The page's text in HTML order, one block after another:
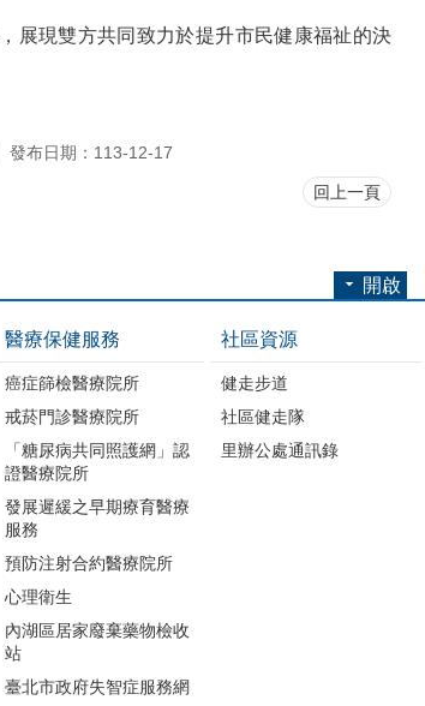
，展現雙方共同致力於提升市民健康福祉的決
發布日期：113-12-17
回上一頁
開啟
醫療保健服務
癌症篩檢醫療院所
戒菸門診醫療院所
「糖尿病共同照護網」認
證醫療院所
發展遲緩之早期療育醫療
服務
預防注射合約醫療院所
心理衛生
內湖區居家廢棄藥物檢收
站
臺北市政府失智症服務網
社區資源
健走步道
社區健走隊
里辦公處通訊錄